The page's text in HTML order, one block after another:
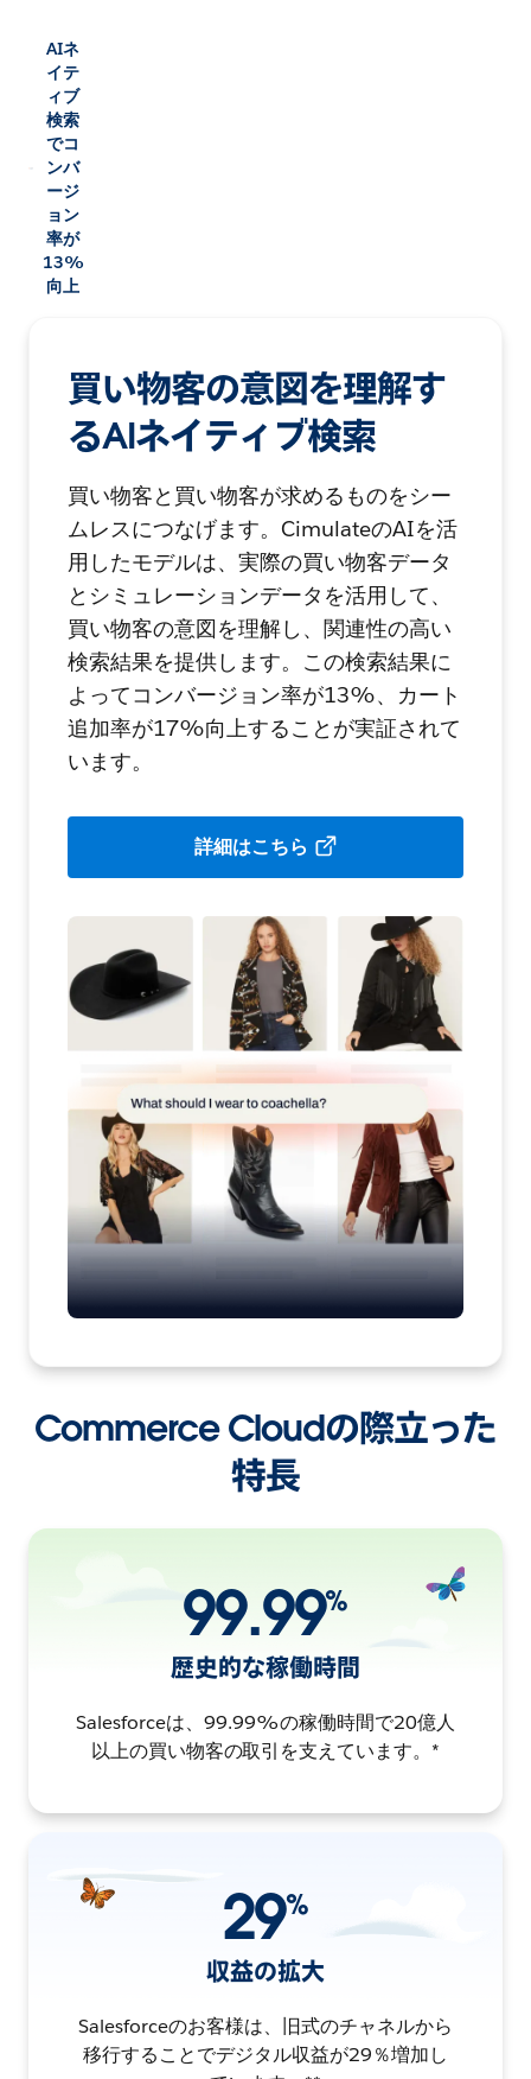
AIネ
イテ
ィブ
検索
でコ
ンバ
ージ
ョン
率が
13%
向上
買い物客の意図を理解す
るAIネイティブ検索
買い物客と買い物客が求めるものをシー
ムレスにつなげます。CimulateのAIを活
用したモデルは、実際の買い物客データ
とシミュレーションデータを活用して、
買い物客の意図を理解し、関連性の高い
検索結果を提供します。この検索結果に
よってコンバージョン率が13%、カート
追加率が17%向上することが実証されて
います。
詳細はこちら
Commerce Cloudの際立った
特長
99.99%
歴史的な稼働時間
Salesforceは、99.99%の稼働時間で20億人
以上の買い物客の取引を支えています。*
29%
収益の拡大
Salesforceのお客様は、旧式のチャネルから
移行することでデジタル収益が29％増加し